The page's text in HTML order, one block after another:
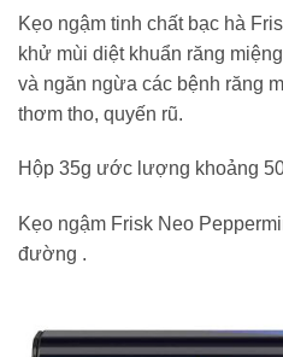
Kẹo ngậm tinh chất bạc hà
khử mùi diệt khuẩn răng
và ngăn ngừa các bệnh răng
thơm tho, quyến rũ.
Hộp 35g ước lượng khoảng
Kẹo ngậm Frisk Neo
đường .